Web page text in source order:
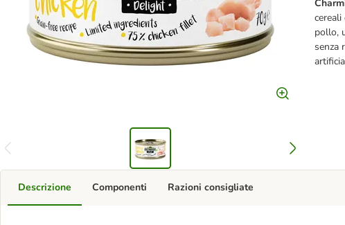
pollo,
senza
Descrizione Componenti Razioni consigliate